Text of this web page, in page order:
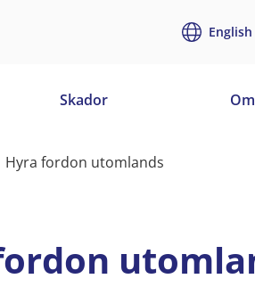
English
Skador
Hyra fordon utomlands